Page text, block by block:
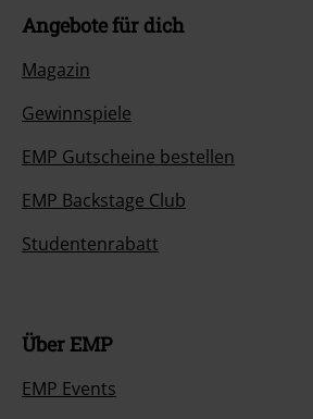
Angebote für dich
Magazin
Gewinnspiele
EMP Gutscheine bestellen
EMP Backstage Club
Studentenrabatt
Über EMP
EMP Events